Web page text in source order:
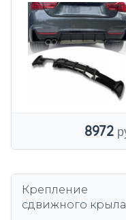
Пакет спойлеров
на бампер
8972
Крепление
сдвижного крыла